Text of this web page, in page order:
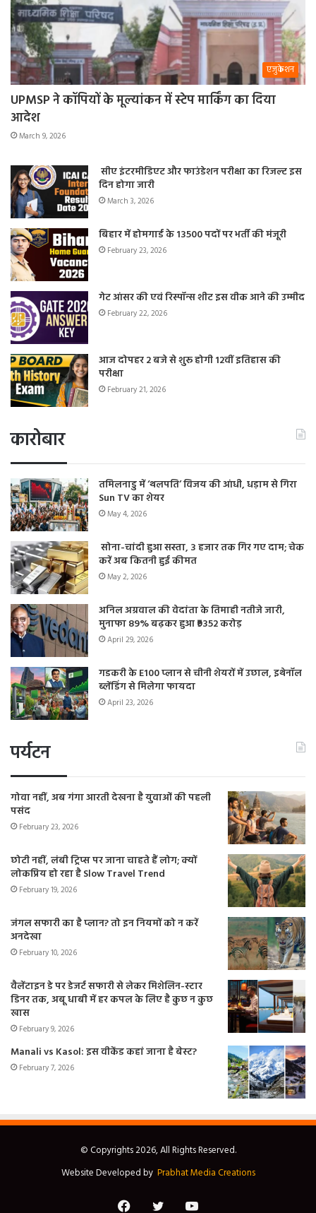
एजुकेशन
UPMSP ने कॉपियों के मूल्यांकन में स्टेप मार्किंग का दिया
आदेश
March 9, 2026
सीए इंटरमीडिएट और फाउंडेशन परीक्षा का रिजल्ट इस
दिन होगा जारी
March 3, 2026
बिहार में होमगार्ड के 13500 पदों पर भर्ती की मंजूरी
February 23, 2026
गेट आंसर की एवं रिस्पॉन्स शीट इस वीक आने की उम्मीद
February 22, 2026
आज दोपहर 2 बजे से शुरू होगी 12वीं इतिहास की
परीक्षा
February 21, 2026
कारोबार
तमिलनाडु में ‘थलपति’ विजय की आंधी, धड़ाम से गिरा
Sun TV का शेयर
May 4, 2026
सोना-चांदी हुआ सस्ता, 3 हजार तक गिर गए दाम; चेक
करें अब कितनी हुई कीमत
May 2, 2026
अनिल अग्रवाल की वेदांता के तिमाही नतीजे जारी,
मुनाफा 89% बढ़कर हुआ ₹9352 करोड़
April 29, 2026
गडकरी के E100 प्लान से चीनी शेयरों में उछाल, इथेनॉल
ब्लेंडिंग से मिलेगा फायदा
April 23, 2026
पर्यटन
गोवा नहीं, अब गंगा आरती देखना है युवाओं की पहली
पसंद
February 23, 2026
छोटी नहीं, लंबी ट्रिप्स पर जाना चाहते हैं लोग; क्यों
लोकप्रिय हो रहा है Slow Travel Trend
February 19, 2026
जंगल सफारी का है प्लान? तो इन नियमों को न करें
अनदेखा
February 10, 2026
वैलेंटाइन डे पर डेजर्ट सफारी से लेकर मिशेलिन-स्टार
डिनर तक, अबू धाबी में हर कपल के लिए है कुछ न कुछ
खास
February 9, 2026
Manali vs Kasol: इस वीकेंड कहां जाना है बेस्ट?
February 7, 2026
© Copyrights 2026, All Rights Reserved.
Website Developed by Prabhat Media Creations
FacebookTwitterYouTube